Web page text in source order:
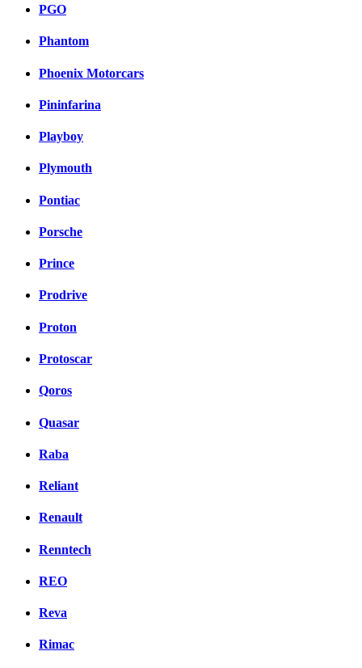
PGO
Phantom
Phoenix Motorcars
Pininfarina
Playboy
Plymouth
Pontiac
Porsche
Prince
Prodrive
Proton
Protoscar
Qoros
Quasar
Raba
Reliant
Renault
Renntech
REO
Reva
Rimac